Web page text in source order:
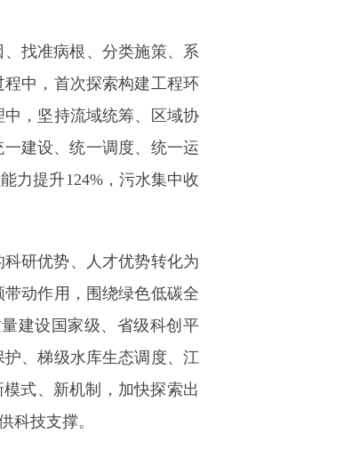
找准病根、分类施策、系
中，首次探索构建工程环
，坚持流域统筹、区域协
建设、统一调度、统一运
力提升124%，污水集中收
研优势、人才优势转化为
动作用，围绕绿色低碳全
建设国家级、省级科创平
、梯级水库生态调度、江
式、新机制，加快探索出
科技支撑。